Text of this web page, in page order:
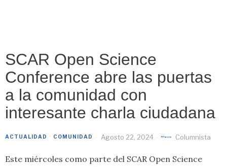
SCAR Open Science
Conference abre las puertas
a la comunidad con
interesante charla ciudadana
ACTUALIDAD · COMUNIDAD Agosto 22, 2024 Columnista
Este miércoles como parte del SCAR Open Science